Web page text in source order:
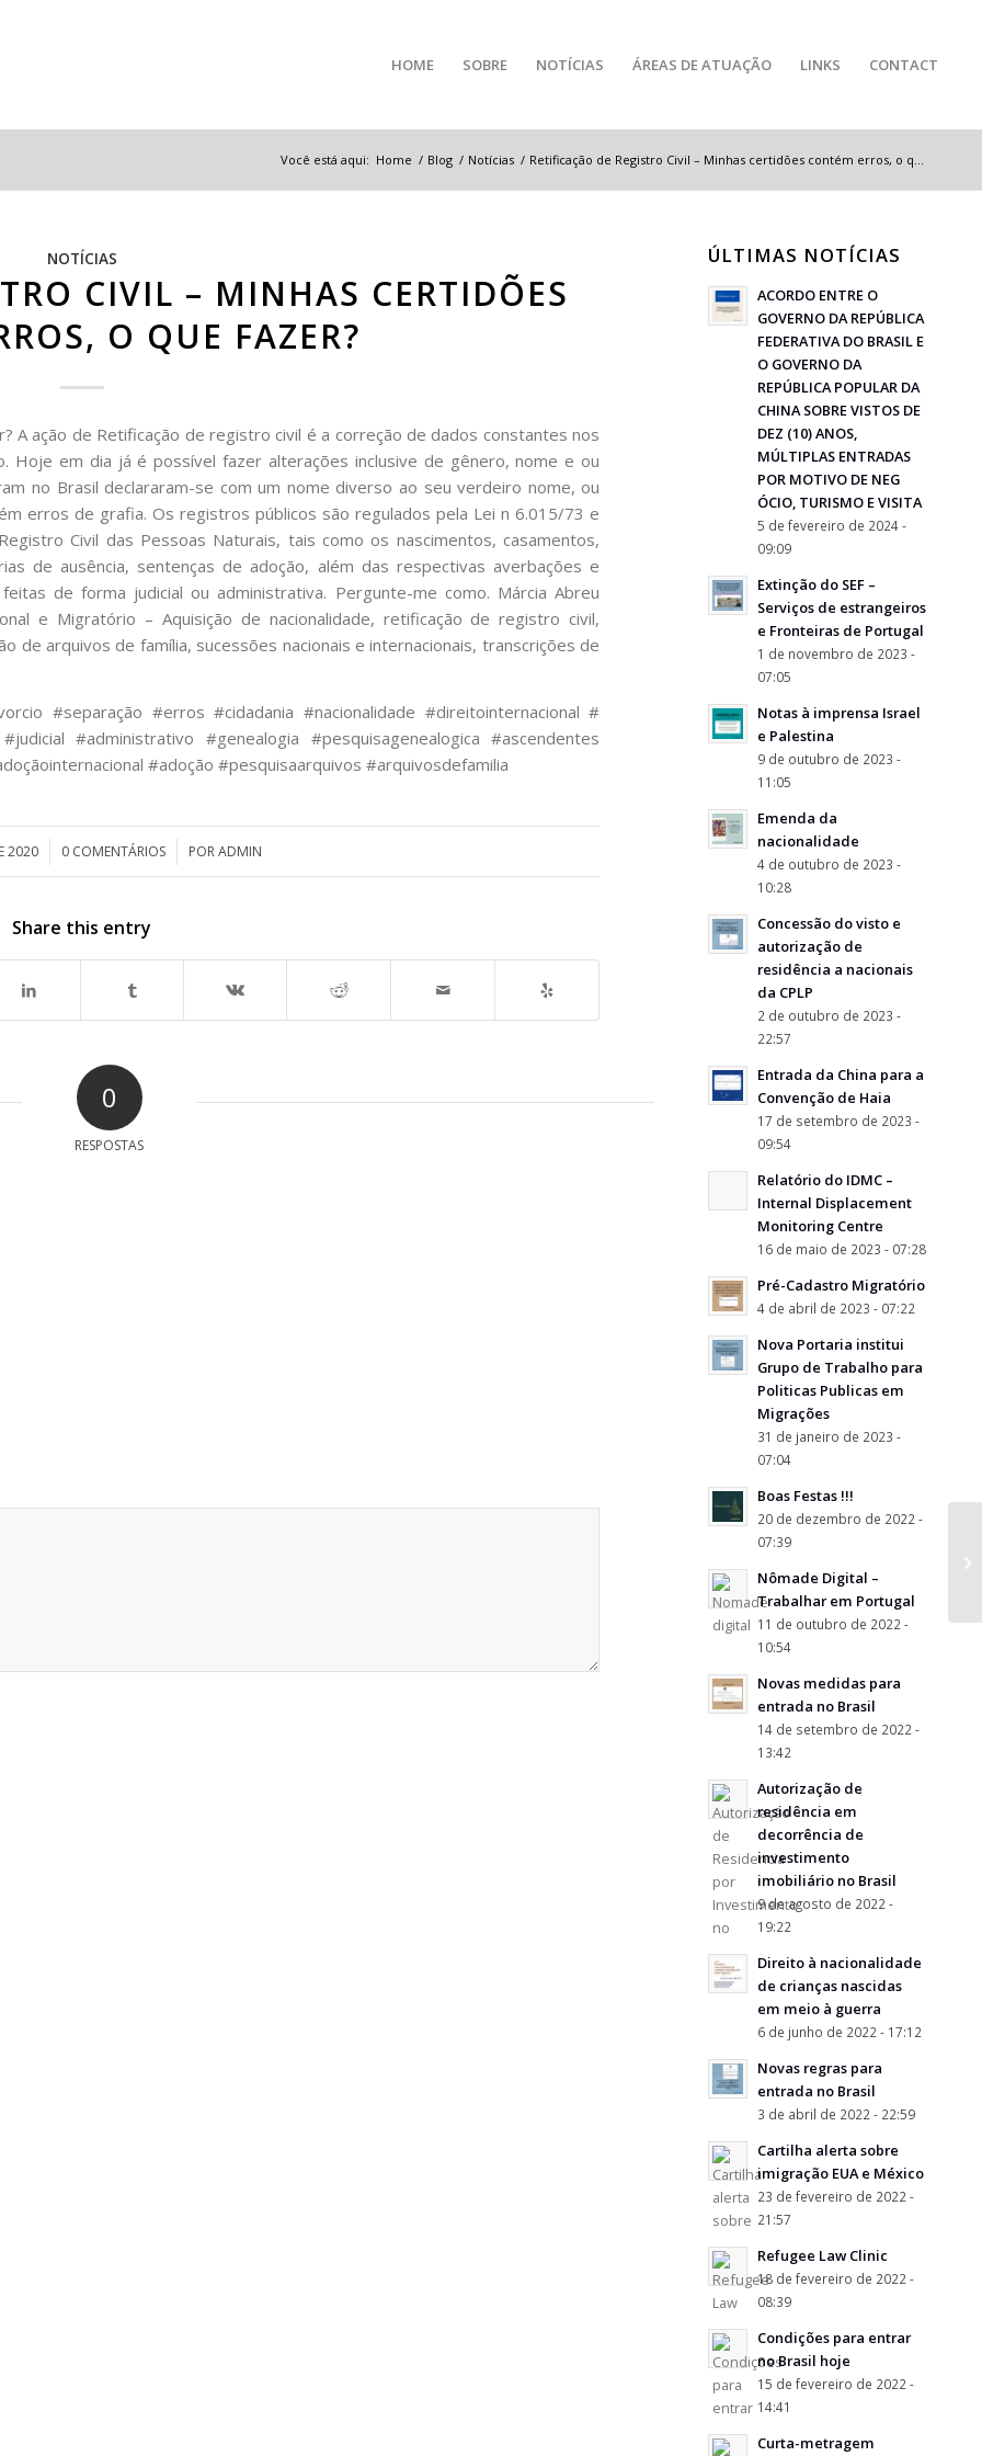
HOME SOBRE NOTÍCIAS ÁREAS DE ATUAÇÃO LINKS CONTACT
Você está aqui: Home / Blog / Notícias / Retificação de Registro Civil – Minhas certidões contém erros, o q...
NOTÍCIAS
CIVIL – MINHAS CERTIDÕES
O QUE FAZER?
A ação de Retificação de registro civil é a correção de dados constantes nos
Hoje em dia já é possível fazer alterações inclusive de gênero, nome e ou
no Brasil declararam-se com um nome diverso ao seu verdeiro nome, ou
erros de grafia. Os registros públicos são regulados pela Lei n 6.015/73 e
Civil das Pessoas Naturais, tais como os nascimentos, casamentos,
de ausência, sentenças de adoção, além das respectivas averbações e
de forma judicial ou administrativa. Pergunte-me como. Márcia Abreu
e Migratório – Aquisição de nacionalidade, retificação de registro civil,
de arquivos de família, sucessões nacionais e internacionais, transcrições de
#separação #erros #cidadania #nacionalidade #direitointernacional #
#administrativo #genealogia #pesquisagenealogica #ascendentes
#adoção #pesquisaarquivos #arquivosdefamilia
2020 0 COMENTÁRIOS
/ PORADMIN
Share this entry
0
RESPOSTAS
ÚLTIMAS NOTÍCIAS
ACORDO ENTRE O
GOVERNO DA REPÚBLICA
FEDERATIVA DO BRASIL E
O GOVERNO DA
REPÚBLICA POPULAR DA
CHINA SOBRE VISTOS DE
DEZ (10) ANOS,
MÚLTIPLAS ENTRADAS
POR MOTIVO DE NEG
ÓCIO, TURISMO E VISITA
5 de fevereiro de 2024 -
09:09
Extinção do SEF –
Serviços de estrangeiros
e Fronteiras de Portugal
1 de novembro de 2023 -
07:05
Notas à imprensa Israel
e Palestina
9 de outubro de 2023 -
11:05
Emenda da
nacionalidade
4 de outubro de 2023 -
10:28
Concessão do visto e
autorização de
residência a nacionais
da CPLP
2 de outubro de 2023 -
22:57
Entrada da China para a
Convenção de Haia
17 de setembro de 2023 -
09:54
Relatório do IDMC –
Internal Displacement
Monitoring Centre
16 de maio de 2023 - 07:28
Pré-Cadastro Migratório
4 de abril de 2023 - 07:22
Nova Portaria institui
Grupo de Trabalho para
Politicas Publicas em
Migrações
31 de janeiro de 2023 -
07:04
Boas Festas !!!
20 de dezembro de 2022 -
07:39
Nômade Digital –
Trabalhar em Portugal
11 de outubro de 2022 -
10:54
Novas medidas para
entrada no Brasil
14 de setembro de 2022 -
13:42
Autorização de
residência em
decorrência de
investimento
imobiliário no Brasil
9 de agosto de 2022 -
19:22
Direito à nacionalidade
de crianças nascidas
em meio à guerra
6 de junho de 2022 - 17:12
Novas regras para
entrada no Brasil
3 de abril de 2022 - 22:59
Cartilha alerta sobre
imigração EUA e México
23 de fevereiro de 2022 -
21:57
Refugee Law Clinic
18 de fevereiro de 2022 -
08:39
Condições para entrar
no Brasil hoje
15 de fevereiro de 2022 -
14:41
Curta-metragem